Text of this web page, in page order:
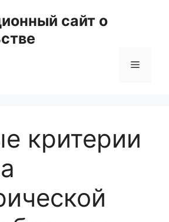
сайт о
Меню
критерии